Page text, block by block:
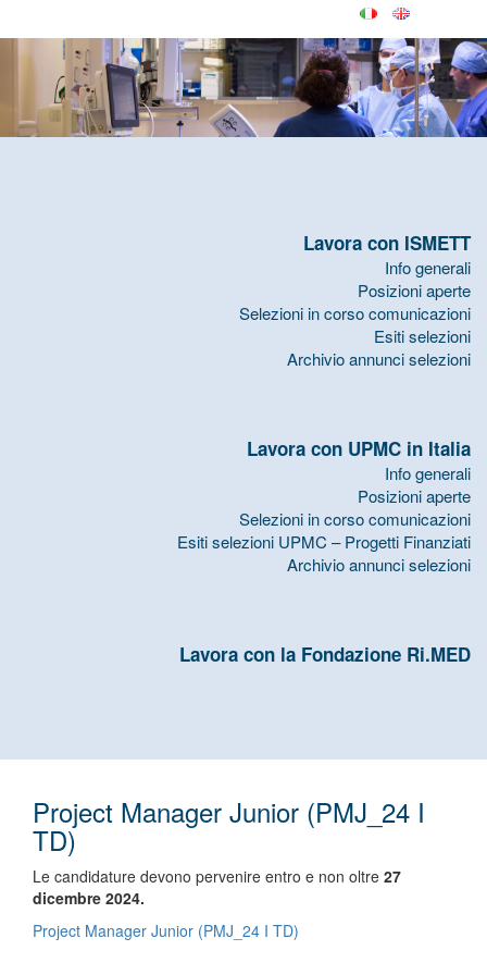
Lavora con ISMETT
Info generali
Posizioni aperte
Selezioni in corso comunicazioni
Esiti selezioni
Archivio annunci selezioni
Lavora con UPMC in Italia
Info generali
Posizioni aperte
Selezioni in corso comunicazioni
Esiti selezioni UPMC – Progetti Finanziati
Archivio annunci selezioni
Lavora con la Fondazione Ri.MED
Project Manager Junior (PMJ_24 I
TD)
Le candidature devono pervenire entro e non oltre 27
dicembre 2024.
Project Manager Junior (PMJ_24 I TD)